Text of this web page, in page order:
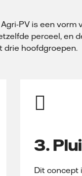
PV is een
perceel, en
drie hoofdgroepen.
3.
Dit concept